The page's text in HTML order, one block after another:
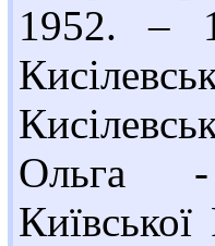
1952. –
Ольга -